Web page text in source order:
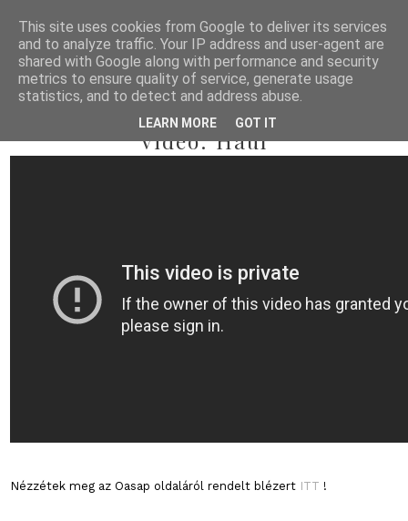
2012/09/17
Video: Haul
Nézzétek meg az Oasap oldaláról rendelt blézert ITT !
This site uses cookies from Google to deliver its services
and to analyze traffic. Your IP address and user-agent are
shared with Google along with performance and security
metrics to ensure quality of service, generate usage
statistics, and to detect and address abuse.
LEARN MORE GOT IT